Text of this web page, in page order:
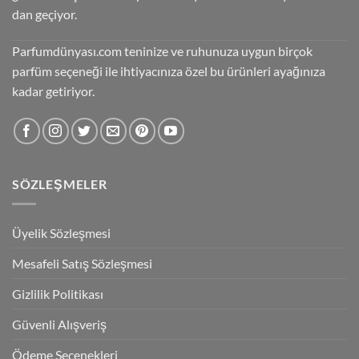
dan geçiyor.
Parfumdünyası.com teninize ve ruhunuza uygun birçok
parfüm seçeneği ile ihtiyacınıza özel bu ürünleri ayağınıza
kadar getiriyor.
SÖZLEŞMELER
Üyelik Sözleşmesi
Mesafeli Satış Sözleşmesi
Gizlilik Politikası
Güvenli Alışveriş
Ödeme Seçenekleri